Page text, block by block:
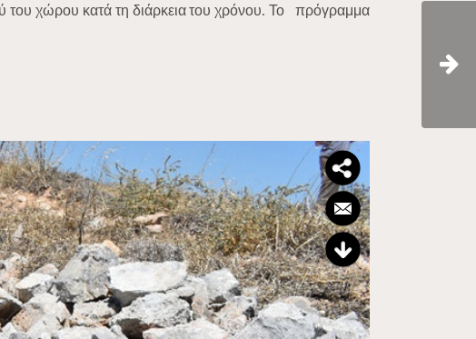
του χώρου κατά τη διάρκεια του χρόνου. Το πρόγραμμα